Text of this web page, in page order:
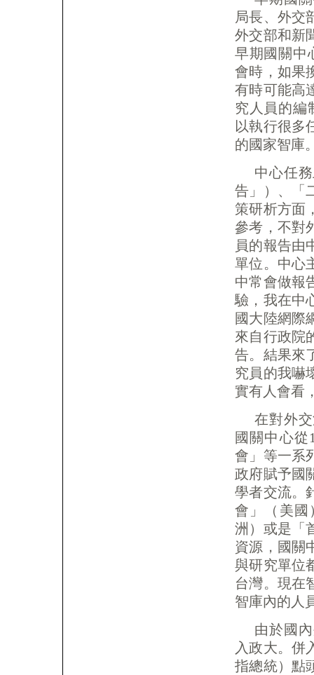
局長、外交
外交部和新
早期國關中
會時，如果
有時可能高
究人員的編
以執行很多
的國家智庫
中心任
告」）、「
策研析方面
參考，不對
員的報告由
單位。中心
中常會做報
驗，我在中
國大陸網際
來自行政院
告。結果來
究員的我嚇
實有人會看
在對外
國關中心從
會」等一系
政府賦予國
學者交流。
會」（美國
洲）或是「
資源，國關
與研究單位
台灣。現在
智庫內的人
由於國
入政大。併
指總統）點